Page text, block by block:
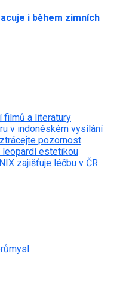
i během zimních
filmů a literatury
v indonéském vysílání
pozornost
leopardí estetikou
zajišťuje léčbu v ČR